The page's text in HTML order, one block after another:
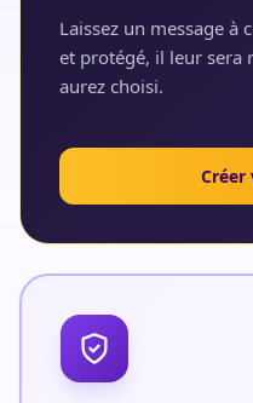
Laissez un message à
et protégé, il leur sera
aurez choisi.
Créer